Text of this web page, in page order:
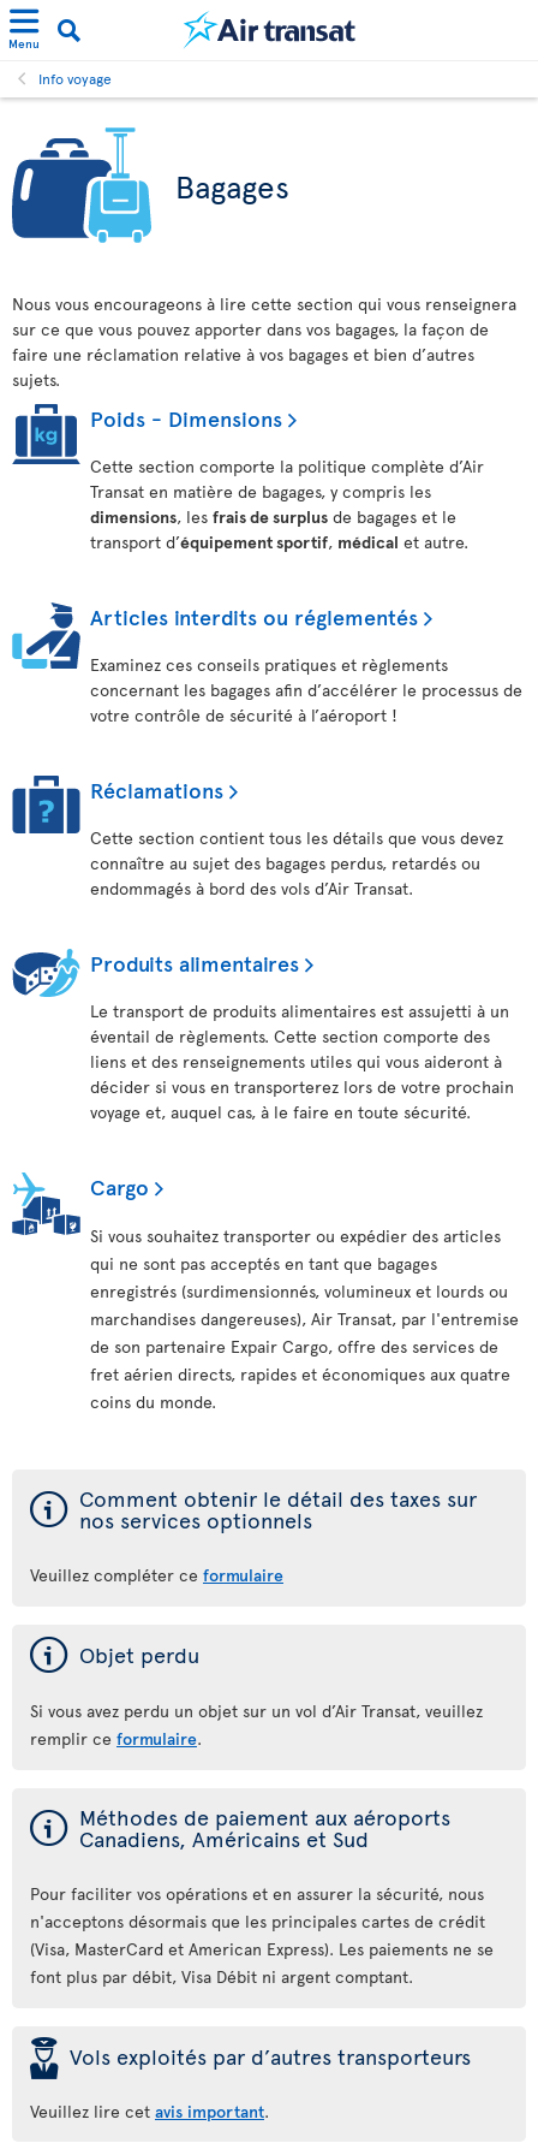
Menu
Info voyage
Bagages
Nous vous encourageons à lire cette section qui vous renseignera
sur ce que vous pouvez apporter dans vos bagages, la façon de
faire une réclamation relative à vos bagages et bien d’autres
sujets.
Poids - Dimensions
Cette section comporte la politique complète d’Air
Transat en matière de bagages, y compris les
dimensions, les frais de surplus de bagages et le
transport d’équipement sportif, médical et autre.
Articles interdits ou réglementés
Examinez ces conseils pratiques et règlements
concernant les bagages afin d’accélérer le processus de
votre contrôle de sécurité à l’aéroport !
Réclamations
Cette section contient tous les détails que vous devez
connaître au sujet des bagages perdus, retardés ou
endommagés à bord des vols d’Air Transat.
Produits alimentaires
Le transport de produits alimentaires est assujetti à un
éventail de règlements. Cette section comporte des
liens et des renseignements utiles qui vous aideront à
décider si vous en transporterez lors de votre prochain
voyage et, auquel cas, à le faire en toute sécurité.
Cargo
Si vous souhaitez transporter ou expédier des articles
qui ne sont pas acceptés en tant que bagages
enregistrés (surdimensionnés, volumineux et lourds ou
marchandises dangereuses), Air Transat, par l'entremise
de son partenaire Expair Cargo, offre des services de
fret aérien directs, rapides et économiques aux quatre
coins du monde.
ý Comment obtenir le détail des taxes sur
nos services optionnels
Veuillez compléter ce formulaire
ý Objet perdu
Si vous avez perdu un objet sur un vol d’Air Transat, veuillez
remplir ce formulaire.
ý Méthodes de paiement aux aéroports
Canadiens, Américains et Sud
Pour faciliter vos opérations et en assurer la sécurité, nous
n'acceptons désormais que les principales cartes de crédit
(Visa, MasterCard et American Express). Les paiements ne se
font plus par débit, Visa Débit ni argent comptant.
þ Vols exploités par d’autres transporteurs
Veuillez lire cet avis important.